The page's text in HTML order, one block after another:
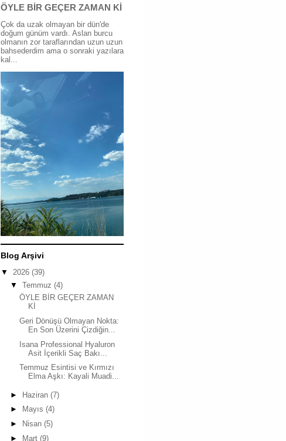
ÖYLE BİR GEÇER ZAMAN Kİ
Çok da uzak olmayan bir dün'de
doğum günüm vardı. Aslan burcu
olmanın zor taraflarından uzun uzun
bahsederdim ama o sonraki yazılara
kal...
Blog Arşivi
▼ 2026 (39)
▼ Temmuz (4)
ÖYLE BİR GEÇER ZAMAN
Kİ
Geri Dönüşü Olmayan Nokta:
En Son Üzerini Çizdiğin...
Isana Professional Hyaluron
Asit İçerikli Saç Bakı...
Temmuz Esintisi ve Kırmızı
Elma Aşkı: Kayali Muadi...
► Haziran (7)
►
Mayıs (4)
►
Nisan (5)
►
Mart (9)